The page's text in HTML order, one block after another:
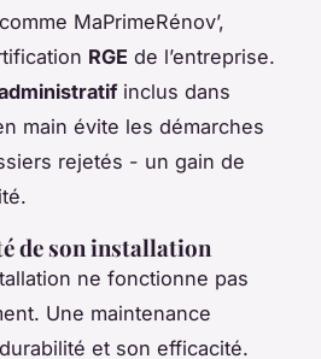
MaPrimeRénov’,
RGE de l’entreprise.
inclus dans
main évite les démarches
rejetés - un gain de
de son installation
ne fonctionne pas
Une maintenance
et son efficacité.